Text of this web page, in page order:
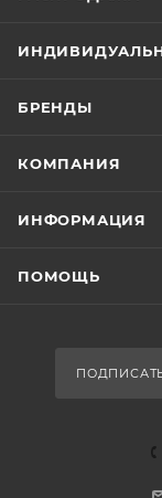
БРЕНДЫ
КОМПАНИЯ
ИНФОРМАЦИЯ
ПОМОЩЬ